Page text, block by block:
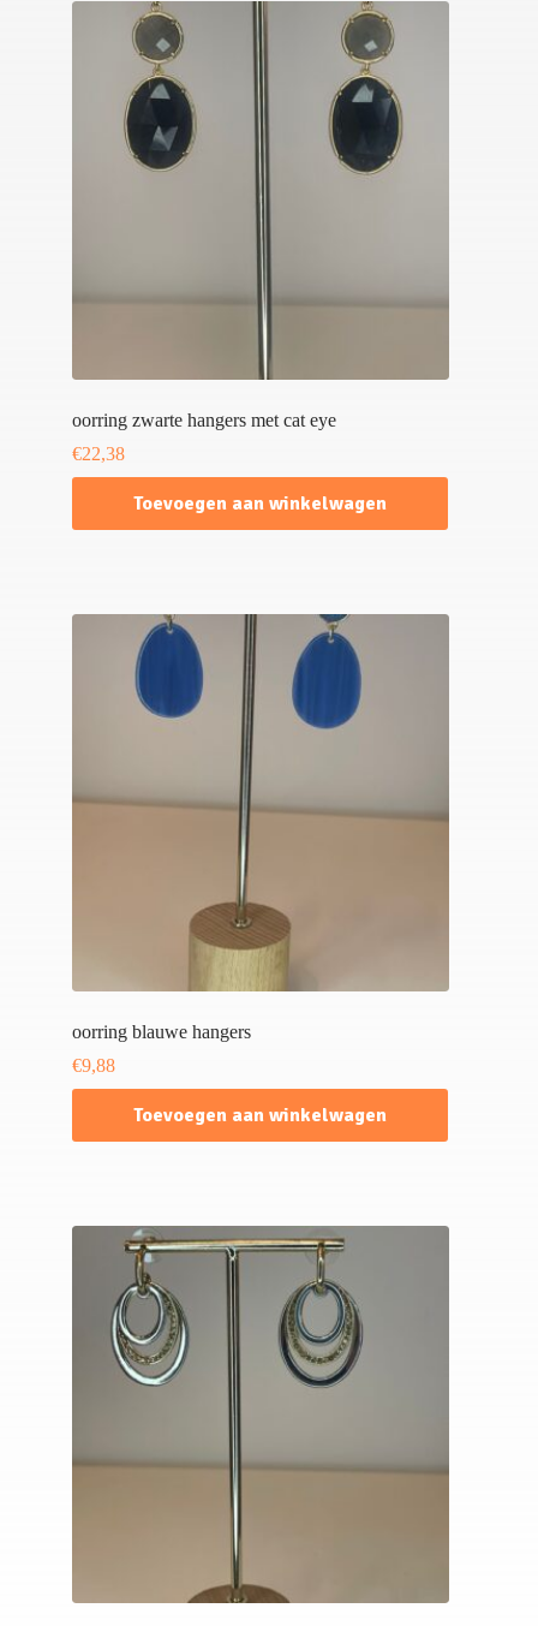
oorring zwarte hangers met cat eye
€22,38
Toevoegen aan winkelwagen
oorring blauwe hangers
€9,88
Toevoegen aan winkelwagen